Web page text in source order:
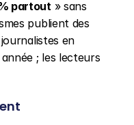
partout » sans
journalistes en
; les lecteurs